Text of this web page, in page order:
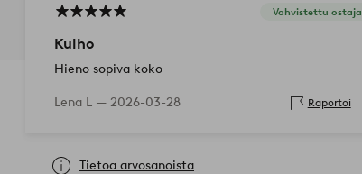
Vahvistettu ostaja
Kulho
Hieno sopiva koko
Lena L — 2026-03-28 Raportoi
Tietoa arvosanoista